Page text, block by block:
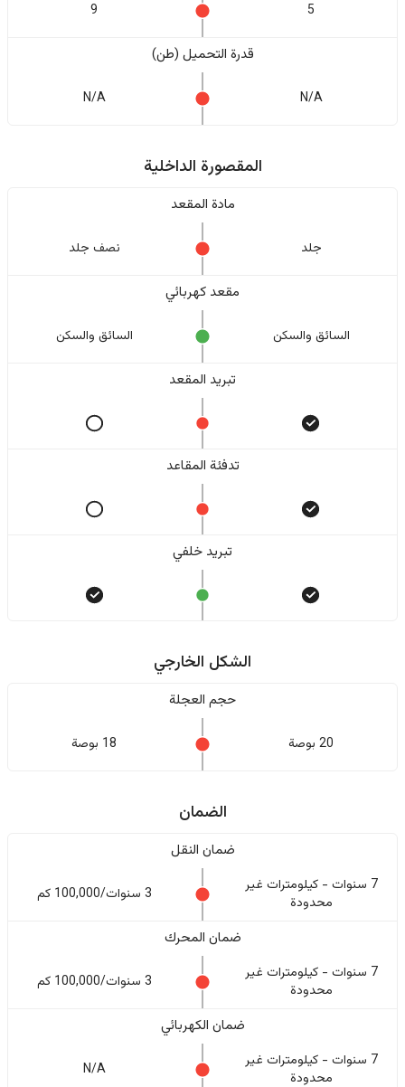
5
9
قدرة التحميل (طن)
N/A
N/A
المقصورة الداخلية
مادة المقعد
جلد نصف جلد
مقعد كهربائي
السائق والسکن السائق والسکن
تبريد المقعد
تدفئة المقاعد
تبريد خلفي
الشكل الخارجي
حجم العجلة
20 بوصة 18 بوصة
الضمان
ضمان النقل
7 سنوات - كيلومترات غير
محدودة
3 سنوات/100,000 كم
ضمان المحرك
7 سنوات - كيلومترات غير
محدودة
3 سنوات/100,000 كم
ضمان الكهربائي
7 سنوات - كيلومترات غير
محدودة
N/A